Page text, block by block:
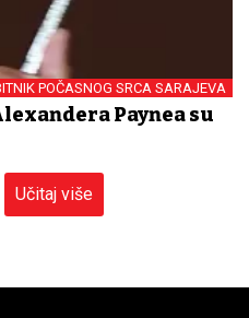
POČASNOG SRCA SARAJEVA
Paynea su
Učitaj više